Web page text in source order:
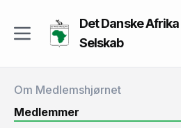
Det Danske Afrika
Selskab
Om Medlemshjørnet
Medlemmer